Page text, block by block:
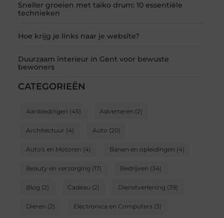
Sneller groeien met taiko drum: 10 essentiële
technieken
Hoe krijg je links naar je website?
Duurzaam interieur in Gent voor bewuste
bewoners
CATEGORIEËN
Aanbiedingen (45) Adverteren (2)
Architectuur (4) Auto (20)
Auto's en Motoren (4) Banen en opleidingen (4)
Beauty en verzorging (17) Bedrijven (34)
Blog (2) Cadeau (2) Dienstverlening (39)
Dieren (2) Electronica en Computers(3)